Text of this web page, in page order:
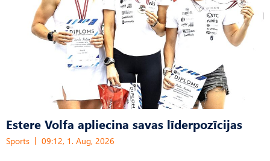
Estere Volfa apliecina savas līderpozīcijas
Sports 09:12, 1. Aug, 2026